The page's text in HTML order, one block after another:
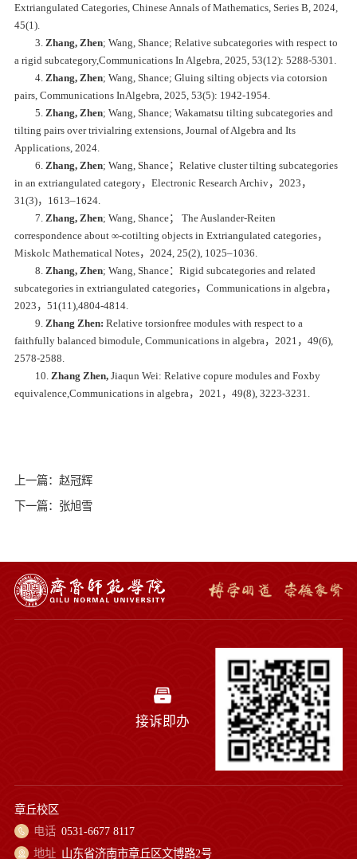
Extriangulated Categories, Chinese Annals of Mathematics, Series B, 2024,
45(1).
3. Zhang, Zhen; Wang, Shance; Relative subcategories with respect to
a rigid subcategory,Communications In Algebra, 2025, 53(12): 5288-5301.
4. Zhang, Zhen; Wang, Shance; Gluing silting objects via cotorsion
pairs, Communications InAlgebra, 2025, 53(5): 1942-1954.
5. Zhang, Zhen; Wang, Shance; Wakamatsu tilting subcategories and
tilting pairs over trivialring extensions, Journal of Algebra and Its
Applications, 2024.
6. Zhang, Zhen; Wang, Shance；Relative cluster tilting subcategories
in an extriangulated category，Electronic Research Archiv，2023，
31(3)，1613–1624.
7. Zhang, Zhen; Wang, Shance； The Auslander-Reiten
correspondence about ∞-cotilting objects in Extriangulated categories，
Miskolc Mathematical Notes，2024, 25(2), 1025–1036.
8. Zhang, Zhen; Wang, Shance：Rigid subcategories and related
subcategories in extriangulated categories，Communications in algebra，
2023，51(11),4804-4814.
9. Zhang Zhen:Relative torsionfree modules with respect to a
faithfully balanced bimodule, Communications in algebra，2021，49(6),
2578-2588.
10. Zhang Zhen, Jiaqun Wei: Relative copure modules and Foxby
equivalence,Communications in algebra，2021，49(8), 3223-3231.
上一篇：赵冠辉
下一篇：张旭雪
接诉即办
章丘校区
电话 0531-6677 8117
地址 山东省济南市章丘区文博路2号